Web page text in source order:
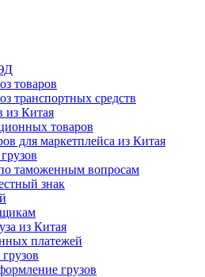
товаров
транспортных средств
из Китая
товаров
для маркетплейса из Китая
таможенным вопросам
знак
из Китая
платежей
грузов